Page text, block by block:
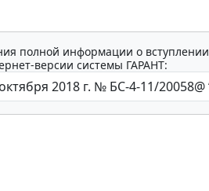
полной информации о
версии системы ГАРАНТ: